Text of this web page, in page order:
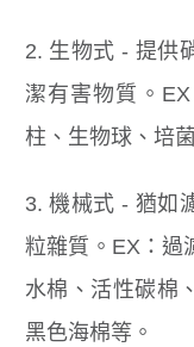
2. 生物式 - 提供
潔有害物質。
柱、生物球、培
3. 機械式 - 猶如
粒雜質。EX：過
水棉、活性碳棉
黑色海棉等。